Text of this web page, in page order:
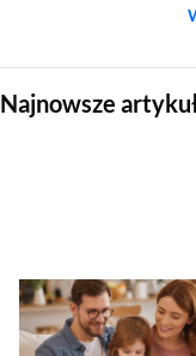
Najnowsze
Tablet do nauki,
rozrywki – który
wybrać?